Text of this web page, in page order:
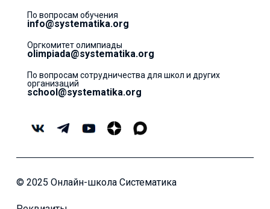
По вопросам обучения
info@systematika.org
Оргкомитет олимпиады
olimpiada@systematika.org
По вопросам сотрудничества для школ и других
организаций
school@systematika.org
© 2025 Онлайн-школа Систематика